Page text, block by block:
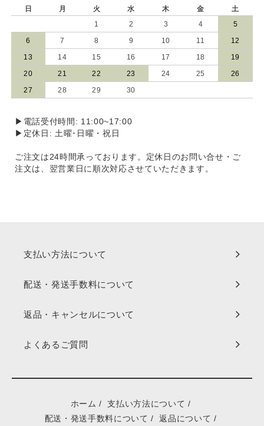
日 月 火 水 木 金
土
1
2 3 4 5
6 7 8 9 10 11 12
13 14 15 16 17 18 19
20 21 22 23 24 25 26
27 28 29 30
▶電話受付時間: 11:00~17:00
▶定休日: 土曜･日曜・祝日
ご注文は24時間承っております。定休日のお問い合せ・ご
注文は、翌営業日に順次対応させていただきます。
支払い方法について
配送・発送手数料について
返品・キャンセルについて
よくあるご質問
ホーム / 支払い方法について /
配送・発送手数料について / 返品について /